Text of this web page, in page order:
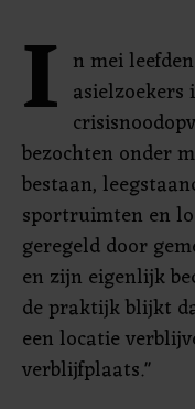
I n mei
asielzoekers
bezochten onder
bestaan,
sportruimten en
geregeld door
en zijn eigenlijk
de praktijk blijkt
een locatie
verblijfplaats."